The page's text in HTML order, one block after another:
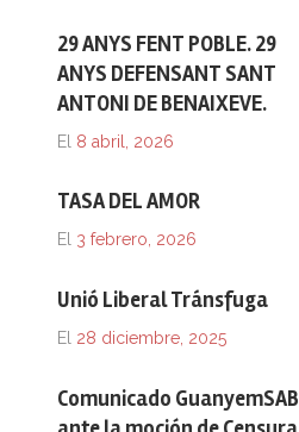
29 ANYS FENT POBLE. 29
ANYS DEFENSANT SANT
ANTONI DE BENAIXEVE.
El 8 abril, 2026
TASA DEL AMOR
El 3 febrero, 2026
Unió Liberal Tránsfuga
El 28 diciembre, 2025
Comunicado GuanyemSAB